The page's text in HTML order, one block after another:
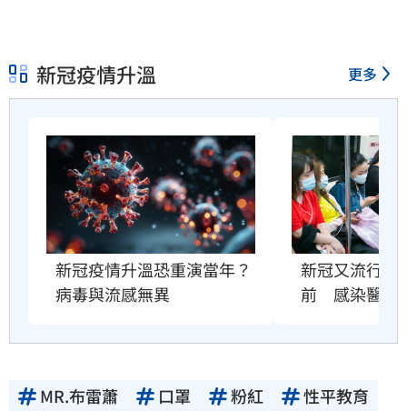
新冠疫情升溫 更多
新冠疫情升溫恐重演當年？
病毒與流感無異
新冠又流行了
前　感染醫搖
MR.布雷蕭 口罩 粉紅 性平教育